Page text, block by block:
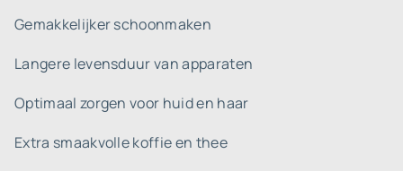
Gemakkelijker schoonmaken
Langere levensduur van apparaten
Optimaal zorgen voor huid en haar
Extra smaakvolle koffie en thee